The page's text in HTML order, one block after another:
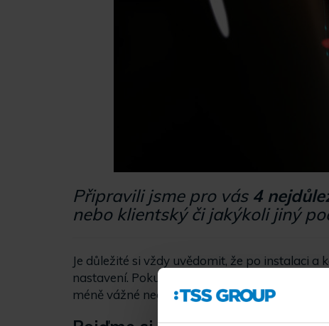
Připravili jsme pro vás 4
nebo klientský či jakýkoli jiný
Je důležité si vždy uvědomit, že po instalaci
nastavení. Pokud je tato skutečnost následně
méně vážné negativní důsledky.